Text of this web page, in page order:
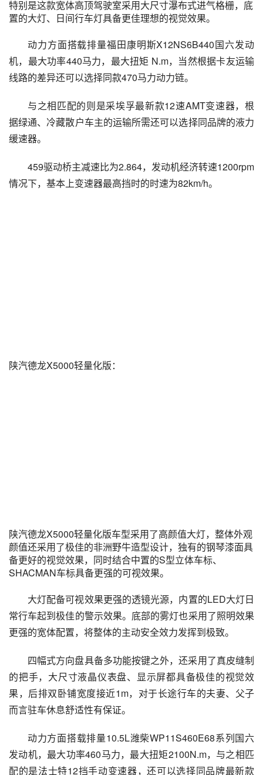
特别是这款宽体高顶驾驶室采用大尺寸瀑布式进气格栅，底
置的大灯、日间行车灯具备更佳理想的视觉效果。
动力方面搭载排量福田康明斯X12NS6B440国六发动
机，最大功率440马力，最大扭矩 N.m，当然根据卡友运输
线路的差异还可以选择同款470马力动力链。
与之相匹配的则是采埃孚最新款12速AMT变速器，根
据绿通、冷藏散户车主的运输所需还可以选择同品牌的液力
缓速器。
459驱动桥主减速比为2.864，发动机经济转速1200rpm
情况下，基本上变速器最高挡时的时速为82km/h。
陕汽德龙X5000轻量化版：
陕汽德龙X5000轻量化版车型采用了高颜值大灯，整体外观
颜值还采用了极佳的非洲野牛造型设计，独有的钢琴漆面具
备更好的视觉效果，同时结合中置的S型立体车标、
SHACMAN车标具备更强的可视效果。
大灯配备可视效果更强的透镜光源，内置的LED大灯日
常行车起到极佳的警示效果。底部的雾灯也采用了照明效果
更强的宽体配置，将整体的主动安全效力发挥到极致。
四幅式方向盘具备多功能按键之外，还采用了真皮缝制
的把手，大尺寸液晶仪表盘、显示屏都具备极佳的视觉效
果，后排双卧铺宽度接近1m，对于长途行车的夫妻、父子
而言驻车休息舒适性有保证。
动力方面搭载排量10.5L潍柴WP11S460E68系列国六
发动机，最大功率460马力，最大扭矩2100N.m，与之相匹
配的是法士特12挡手动变速器，还可以选择同品牌最新款